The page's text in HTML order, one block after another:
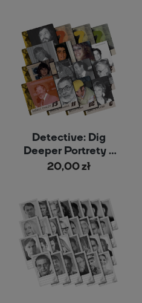
Detective: Dig
Deeper Portrety /
Portraits
20,00 zł